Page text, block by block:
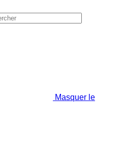
Masquer le